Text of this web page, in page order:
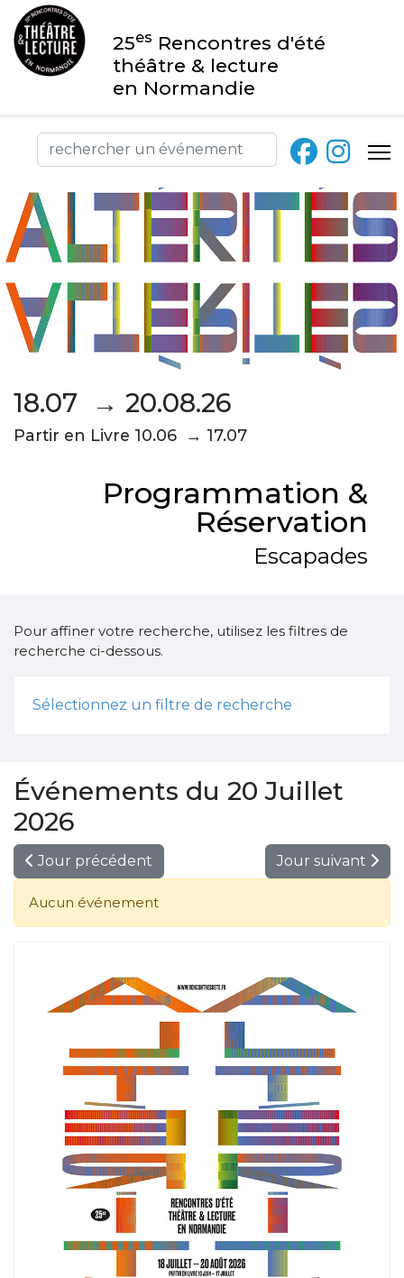
25es Rencontres d'été
théâtre & lecture
en Normandie
18.07 → 20.08.26
Partir en Livre 10.06 → 17.07
Programmation &
Réservation
Escapades
Pour affiner votre recherche, utilisez les filtres de
recherche ci-dessous.
Sélectionnez un filtre de recherche
Événements du 20 Juillet
2026
Jour précédent Jour suivant
Aucun événement